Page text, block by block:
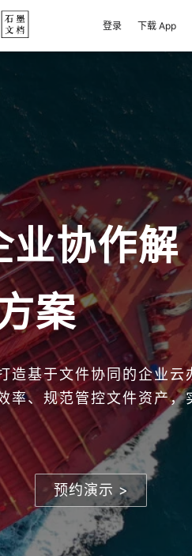
登录 下载 App
业协作解
案
造基于文件协同的企业
率、规范管控文件资产，
预约演示 >